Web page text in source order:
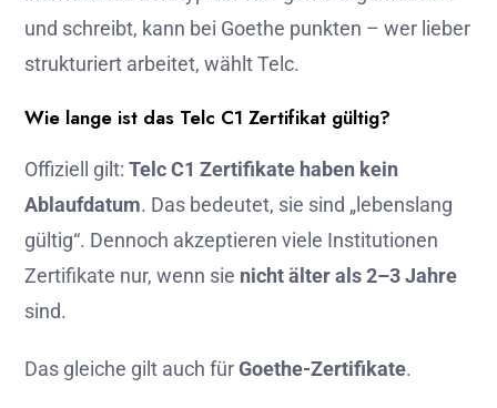
und schreibt, kann bei Goethe punkten – wer lieber
strukturiert arbeitet, wählt Telc.
Wie lange ist das Telc C1 Zertifikat gültig?
Offiziell gilt: Telc C1 Zertifikate haben kein
Ablaufdatum. Das bedeutet, sie sind „lebenslang
gültig“. Dennoch akzeptieren viele Institutionen
Zertifikate nur, wenn sie nicht älter als 2–3 Jahre
sind.
Das gleiche gilt auch fürGoethe-Zertifikate.